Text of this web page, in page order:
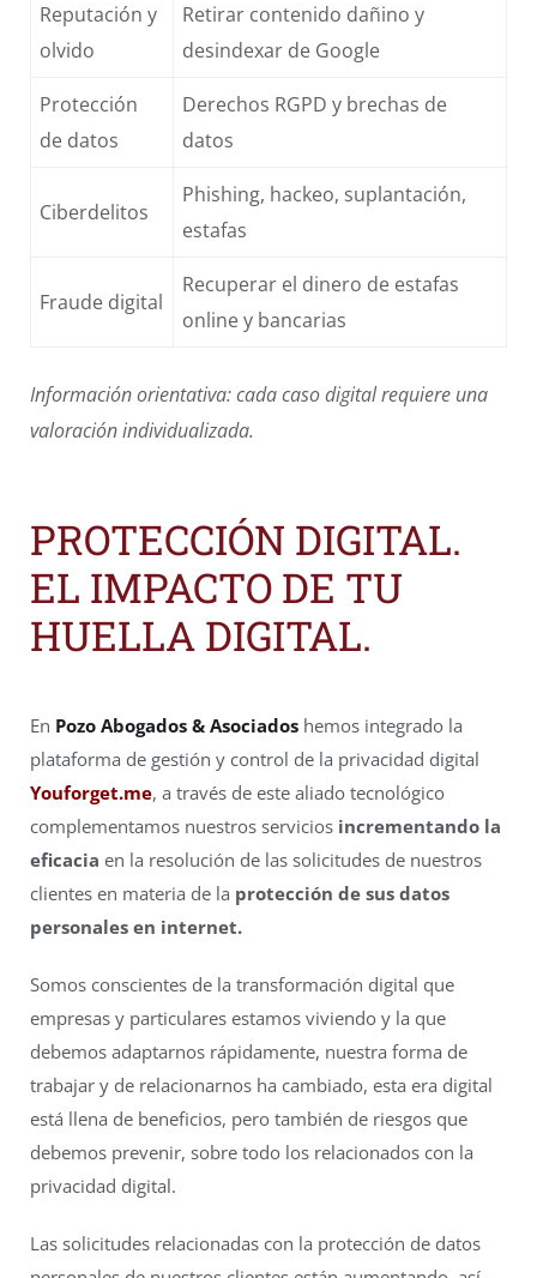
Reputación y
olvido
Retirar contenido dañino y
desindexar de Google
Protección
de datos
Derechos RGPD y brechas de
datos
Ciberdelitos
Phishing, hackeo, suplantación,
estafas
Fraude digital
Recuperar el dinero de estafas
online y bancarias
Información orientativa: cada caso digital requiere una
valoración individualizada.
PROTECCIÓN DIGITAL.
EL IMPACTO DE TU
HUELLA DIGITAL.
En Pozo Abogados & Asociados hemos integrado la
plataforma de gestión y control de la privacidad digital
Youforget.me, a través de este aliado tecnológico
complementamos nuestros servicios incrementando la
eficacia en la resolución de las solicitudes de nuestros
clientes en materia de la protección de sus datos
personales en internet.
Somos conscientes de la transformación digital que
empresas y particulares estamos viviendo y la que
debemos adaptarnos rápidamente, nuestra forma de
trabajar y de relacionarnos ha cambiado, esta era digital
está llena de beneficios, pero también de riesgos que
debemos prevenir, sobre todo los relacionados con la
privacidad digital.
Las solicitudes relacionadas con la protección de datos